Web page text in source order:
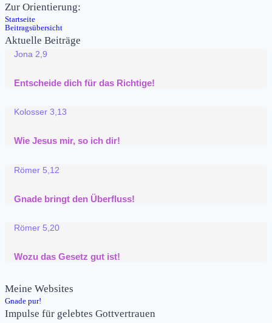
Zur Orientierung:
Startseite
Beitragsübersicht
Aktuelle Beiträge
Jona 2,9
Entscheide dich für das Richtige!
Kolosser 3,13
Wie Jesus mir, so ich dir!
Römer 5,12
Gnade bringt den Überfluss!
Römer 5,20
Wozu das Gesetz gut ist!
Meine Websites
Gnade pur!
Impulse für gelebtes Gottvertrauen